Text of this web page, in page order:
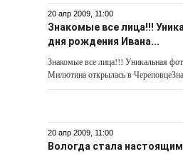
20 апр 2009, 11:00
Знакомые все лица!!!
дня рождения Ивана...
Знакомые все лица!!! Уникальная
Милютина открылась в
20 апр 2009, 11:00
Вологда стала